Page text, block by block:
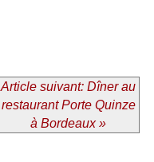
Article suivant: Dîner au
restaurant Porte Quinze
à Bordeaux »